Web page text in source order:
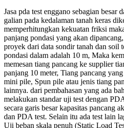
Jasa pda test enggano sebagian besar
galian pada kedalaman tanah keras
memperhitungkan kekuatan friksi
panjang pondasi yang akan
proyek dari data sondir tanah dan soil
pondasi dalam adalah 10 m, Maka
memesan tiang pancang ke supplier
panjang 10 meter, Tiang pancang
mini pile, Spun pile atau jenis tiang
lainnya. dari pembahasan yang ada
melakukan standar uji test dengan
secara garis besar kapasitas pancang
dan PDA test. Selain itu ada test lain
Uji beban skala penuh (Static Load